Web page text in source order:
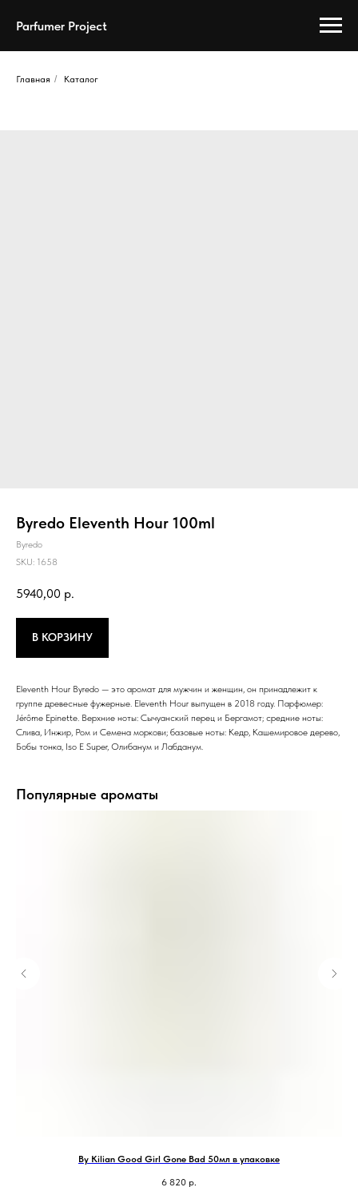
Parfumer Project
Главная / Каталог
Byredo Eleventh Hour 100ml
Byredo
SKU: 1658
5940,00 р.
В КОРЗИНУ
Eleventh Hour Byredo — это аромат для мужчин и женщин, он принадлежит к
группе древесные фужерные. Eleventh Hour выпущен в 2018 году. Парфюмер:
Jérôme Epinette. Верхние ноты: Сычуанский перец и Бергамот; средние ноты:
Слива, Инжир, Ром и Семена моркови; базовые ноты: Кедр, Кашемировое дерево,
Бобы тонка, Iso E Super, Олибанум и Лабданум.
Популярные ароматы
By Kilian Good Girl Gone Bad 50мл в упаковке
6 820 р.